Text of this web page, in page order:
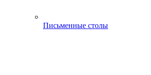
Письменные столы